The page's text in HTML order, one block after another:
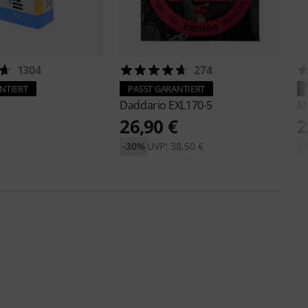
1304 274
PASST GARANTIERT
Daddario EXL170-5
26,90 €
UVP: 38,50 €
-30%